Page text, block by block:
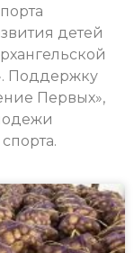
детей
Поддержку
Первых»,